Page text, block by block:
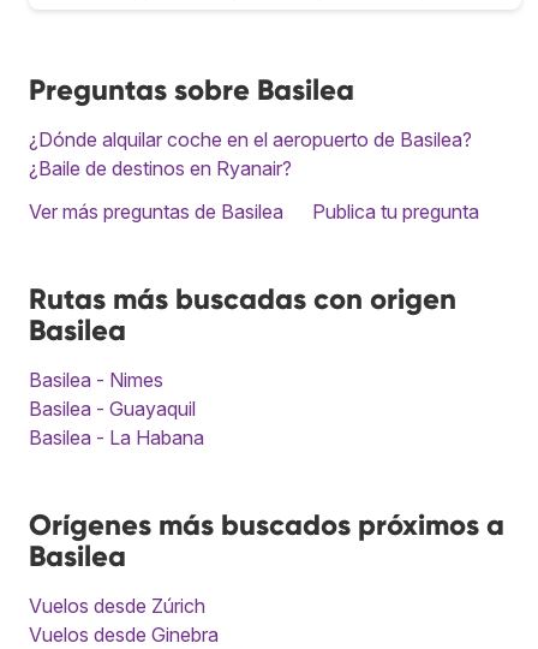
Preguntas sobre Basilea
¿Dónde alquilar coche en el aeropuerto de Basilea?
¿Baile de destinos en Ryanair?
Ver más preguntas de Basilea
Publica tu pregunta
Rutas más buscadas con origen
Basilea
Basilea - Nimes
Basilea - Guayaquil
Basilea - La Habana
Orígenes más buscados próximos a
Basilea
Vuelos desde Zúrich
Vuelos desde Ginebra